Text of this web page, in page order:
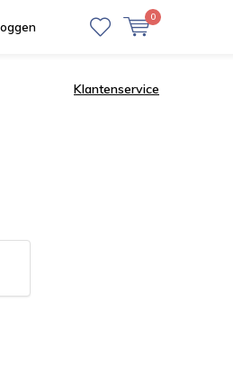
0
Klantenservice